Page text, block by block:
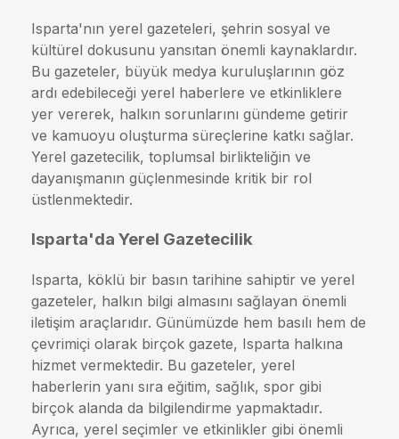
Isparta'nın yerel gazeteleri, şehrin sosyal ve
kültürel dokusunu yansıtan önemli kaynaklardır.
Bu gazeteler, büyük medya kuruluşlarının göz
ardı edebileceği yerel haberlere ve etkinliklere
yer vererek, halkın sorunlarını gündeme getirir
ve kamuoyu oluşturma süreçlerine katkı sağlar.
Yerel gazetecilik, toplumsal birlikteliğin ve
dayanışmanın güçlenmesinde kritik bir rol
üstlenmektedir.
Isparta'da Yerel Gazetecilik
Isparta, köklü bir basın tarihine sahiptir ve yerel
gazeteler, halkın bilgi almasını sağlayan önemli
iletişim araçlarıdır. Günümüzde hem basılı hem de
çevrimiçi olarak birçok gazete, Isparta halkına
hizmet vermektedir. Bu gazeteler, yerel
haberlerin yanı sıra eğitim, sağlık, spor gibi
birçok alanda da bilgilendirme yapmaktadır.
Ayrıca, yerel seçimler ve etkinlikler gibi önemli